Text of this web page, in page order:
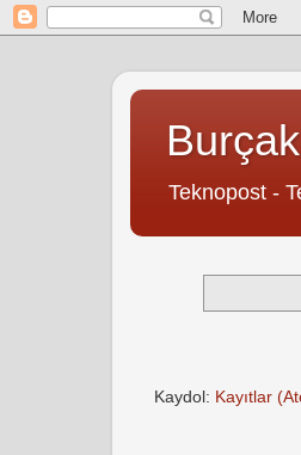
Teknopost -
Kaydol: Kayıtlar